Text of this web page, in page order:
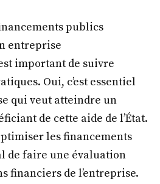
publics
entreprise
important de suivre
Oui, c’est essentiel
qui veut atteindre un
de cette aide de l’État.
les financements
de faire une évaluation
financiers de l’entreprise.